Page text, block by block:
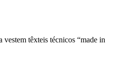
têxteis técnicos “made in